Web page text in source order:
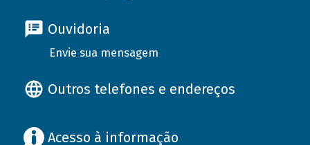
Ouvidoria
Envie sua mensagem
Outros telefones e endereços
Acesso à informação